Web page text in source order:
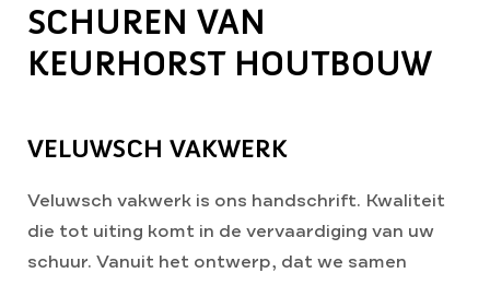
SCHUREN VAN
KEURHORST HOUTBOUW
VELUWSCH VAKWERK
Veluwsch vakwerk is ons handschrift. Kwaliteit
die tot uiting komt in de vervaardiging van uw
schuur. Vanuit het ontwerp, dat we samen